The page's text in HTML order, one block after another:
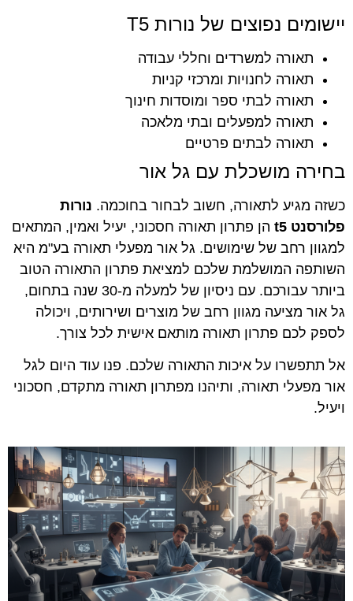
יישומים נפוצים של נורות T5
תאורה למשרדים וחללי עבודה
תאורה לחנויות ומרכזי קניות
תאורה לבתי ספר ומוסדות חינוך
תאורה למפעלים ובתי מלאכה
תאורה לבתים פרטיים
בחירה מושכלת עם גל אור
כשזה מגיע לתאורה, חשוב לבחור בחוכמה. נורות
פלורסנט t5
הן פתרון תאורה חסכוני, יעיל ואמין, המתאים
למגוון רחב של שימושים. גל אור מפעלי תאורה בע"מ היא
השותפה המושלמת שלכם למציאת פתרון התאורה הטוב
ביותר עבורכם. עם ניסיון של למעלה מ-30 שנה בתחום,
גל אור מציעה מגוון רחב של מוצרים ושירותים, ויכולה
לספק לכם פתרון תאורה מותאם אישית לכל צורך.
אל תתפשרו על איכות התאורה שלכם. פנו עוד היום לגל
אור מפעלי תאורה, ותיהנו מפתרון תאורה מתקדם, חסכוני
ויעיל.